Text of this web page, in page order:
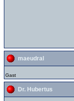
maeudral
Gast
Dr. Hubertus